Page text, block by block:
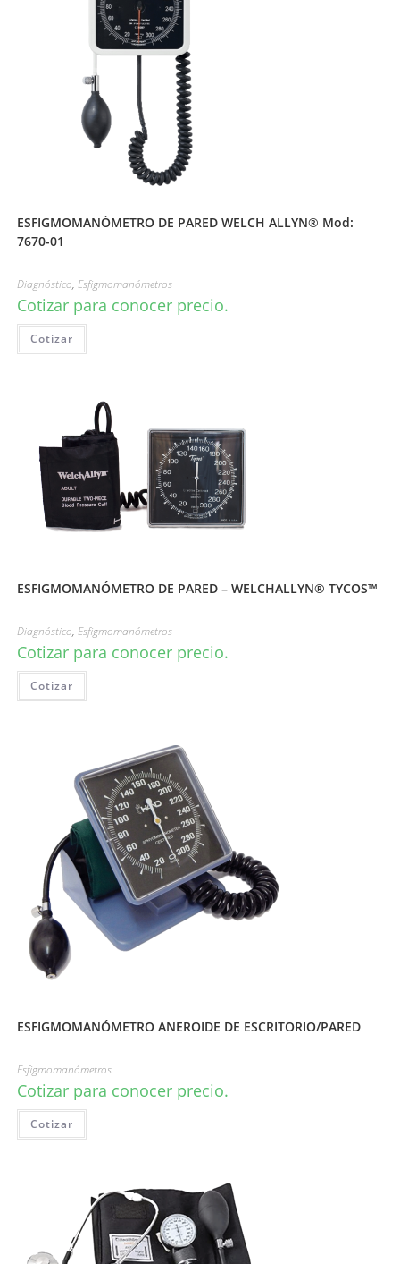
ESFIGMOMANÓMETRO DE PARED WELCH ALLYN® Mod:
7670-01
Diagnóstico, Esfigmomanómetros
Cotizar para conocer precio.
Cotizar
ESFIGMOMANÓMETRO DE PARED – WELCHALLYN® TYCOS™
Diagnóstico, Esfigmomanómetros
Cotizar para conocer precio.
Cotizar
ESFIGMOMANÓMETRO ANEROIDE DE ESCRITORIO/PARED
Esfigmomanómetros
Cotizar para conocer precio.
Cotizar